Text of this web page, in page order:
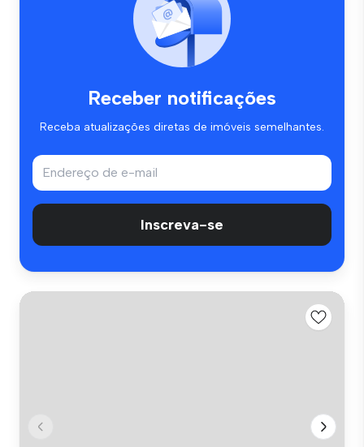
Receber notificações
Receba atualizações diretas de imóveis semelhantes.
Inscreva-se